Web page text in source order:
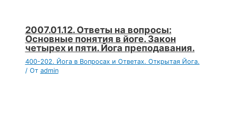
2007.01.12. Ответы на вопросы:
Основные понятия в йоге. Закон
четырех и пяти. Йога преподавания.
400-202. Йога в Вопросах и Ответах. Открытая Йога.
/ От admin